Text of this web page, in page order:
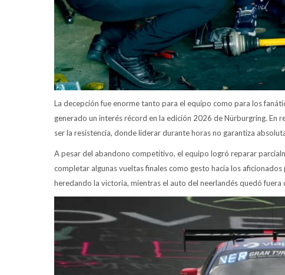
La decepción fue enorme tanto para el equipo como para los
generado un interés récord en la edición 2026 de Nürburgring. En
ser la resistencia, donde liderar durante horas no garantiza
A pesar del abandono competitivo, el equipo logró reparar
completar algunas vueltas finales como gesto hacia los
heredando la victoria, mientras el auto del neerlandés quedó